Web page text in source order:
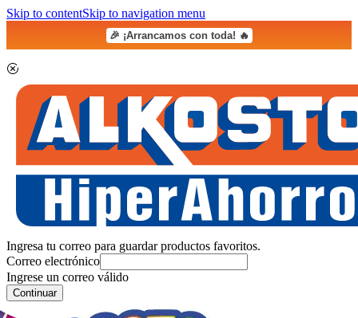
Skip to contentSkip to navigation menu
🎉 ¡Arrancamos con toda! 🔥
Ingresa tu correo para guardar productos favoritos.
Correo electrónico
Ingrese un correo válido
Continuar